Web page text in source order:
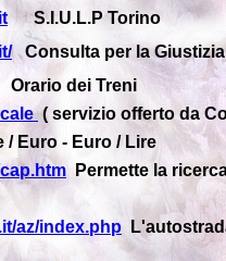
S.I.U.L.P Torino
Consulta per la
dei Treni
( servizio offerto da
/ Euro - Euro / Lire
Permette la
az/index.php